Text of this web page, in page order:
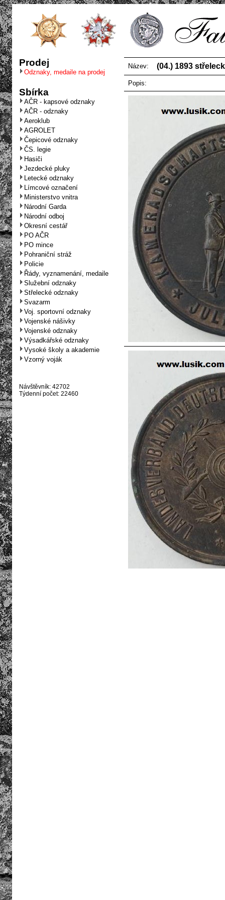
Prodej
Odznaky, medaile na prodej
Sbírka
AČR - kapsové odznaky
AČR - odznaky
Aeroklub
AGROLET
Čepicové odznaky
ČS. legie
Hasiči
Jezdecké pluky
Letecké odznaky
Límcové označení
Ministerstvo vnitra
Národní Garda
Národní odboj
Okresní cestář
PO AČR
PO mince
Pohraniční stráž
Policie
Řády, vyznamenání, medaile
Služební odznaky
Střelecké odznaky
Svazarm
Voj. sportovní odznaky
Vojenské nášivky
Vojenské odznaky
Výsadkářské odznaky
Vysoké školy a akademie
Vzorný voják
Návštěvník: 42702
Týdenní počet: 22460
Název: (04.) 1893
Popis: